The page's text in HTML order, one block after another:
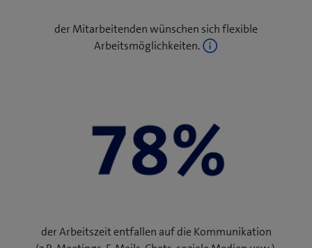
Im Kampf um die besten Fachkräfte, Standorte und
der Mitarbeitenden wünschen sich flexible
Arbeitsmöglichkeiten.
der Arbeitszeit entfallen auf die Kommunikation